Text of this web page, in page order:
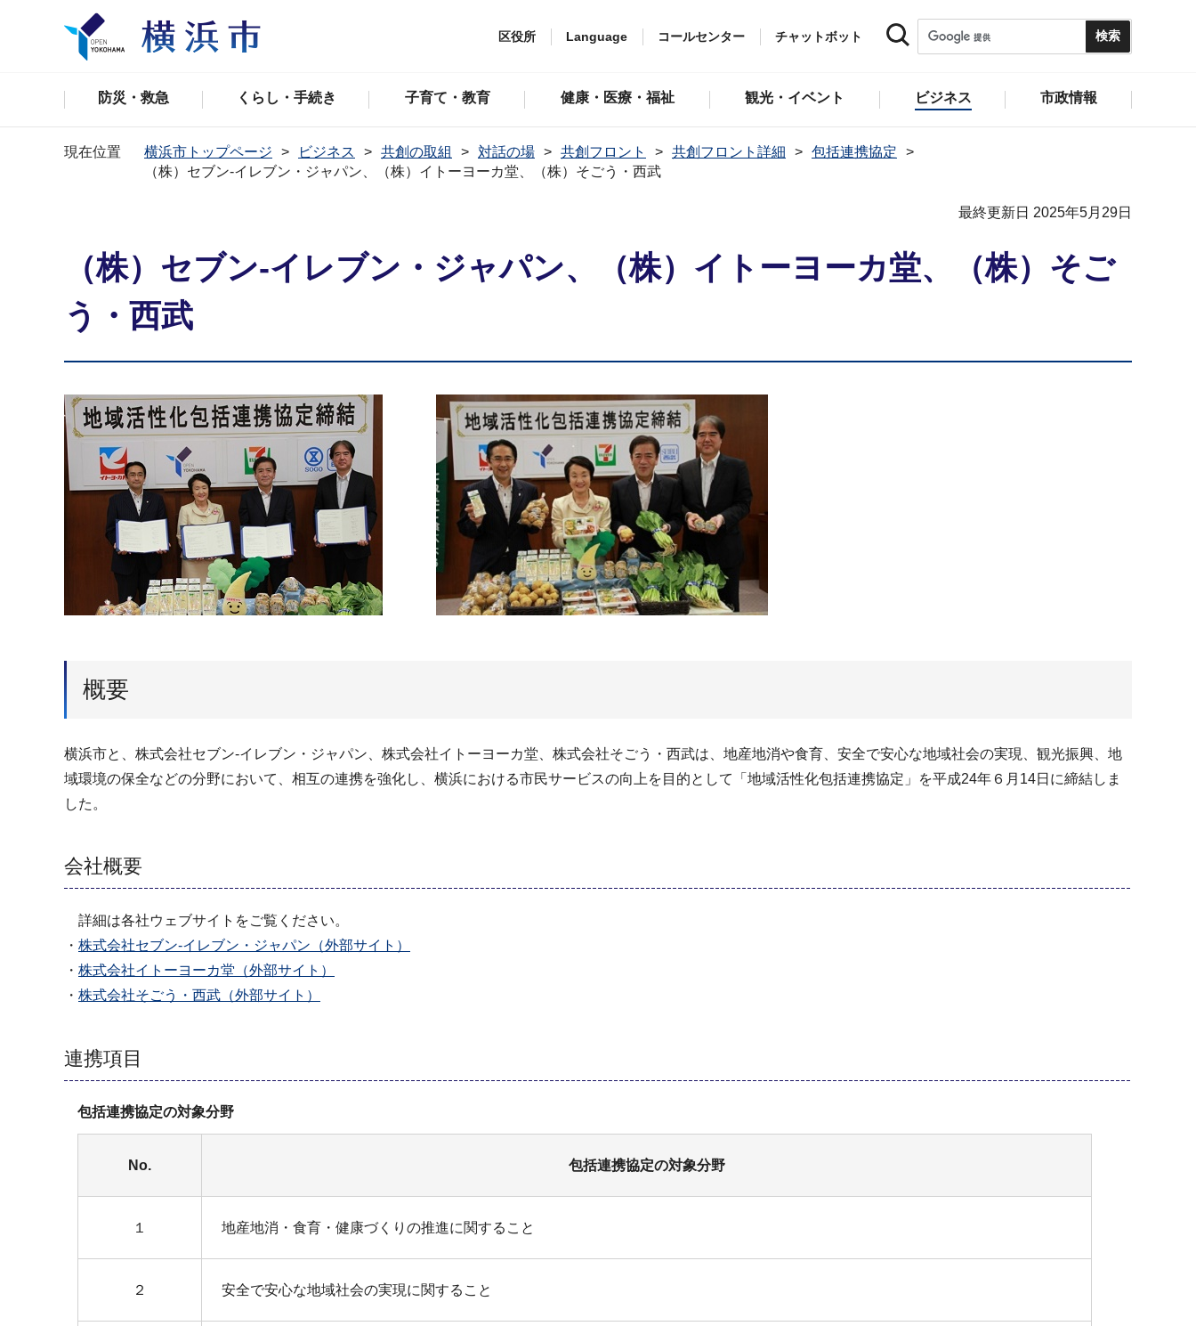
区役所 Language コールセンター チャットボット
防災・救急 くらし・手続き 子育て・教育 健康・医療・福祉 観光・イベント ビジネス 市政情報
現在位置 横浜市トップページ ビジネス 共創の取組 対話の場 共創フロント 共創フロント詳細
包括連携協定
（株）セブン-イレブン・ジャパン、（株）イトーヨーカ堂、（株）そごう・西武
最終更新日 2025年5月29日
（株）セブン-イレブン・ジャパン、（株）イトーヨーカ堂、（株）そご
う・西武
概要
横浜市と、株式会社セブン-イレブン・ジャパン、株式会社イトーヨーカ堂、株式会社そごう・西武は、地産地消や食育、安全で安心な地域社会の実現、観光振興、地
域環境の保全などの分野において、相互の連携を強化し、横浜における市民サービスの向上を目的として「地域活性化包括連携協定」を平成24年６月14日に締結しま
した。
会社概要
詳細は各社ウェブサイトをご覧ください。
・ 株式会社セブン‐イレブン・ジャパン（外部サイト）
・ 株式会社イトーヨーカ堂（外部サイト）
・ 株式会社そごう・西武（外部サイト）
連携項目
包括連携協定の対象分野
No. 包括連携協定の対象分野
１ 地産地消・食育・健康づくりの推進に関すること
２ 安全で安心な地域社会の実現に関すること